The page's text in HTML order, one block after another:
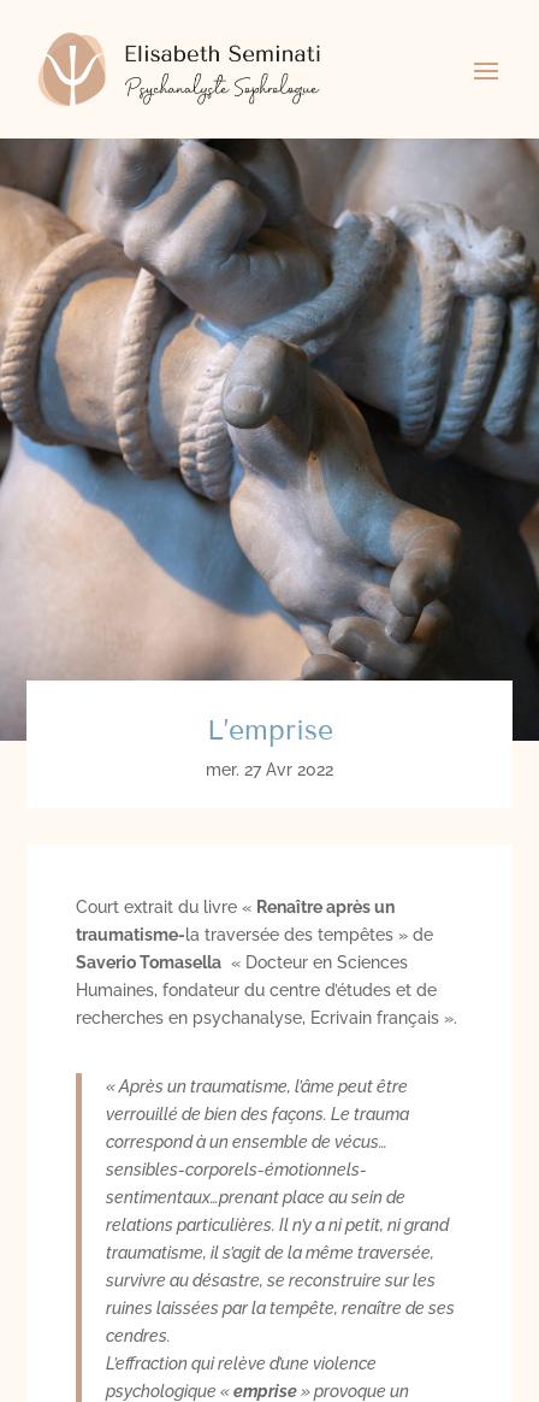
L’emprise
mer. 27 Avr 2022
Court extrait du livre « Renaître après un
traumatisme-la traversée des tempêtes » de
Saverio Tomasella « Docteur en Sciences
Humaines, fondateur du centre d’études et de
recherches en psychanalyse, Ecrivain français ».
« Après un traumatisme, l’âme peut être
verrouillé de bien des façons. Le trauma
correspond à un ensemble de vécus…
sensibles-corporels-émotionnels-
sentimentaux…prenant place au sein de
relations particulières. Il n’y a ni petit, ni grand
traumatisme, il s’agit de la même traversée,
survivre au désastre, se reconstruire sur les
ruines laissées par la tempête, renaître de ses
cendres.
L’effraction qui relève d’une violence
psychologique «emprise» provoque un